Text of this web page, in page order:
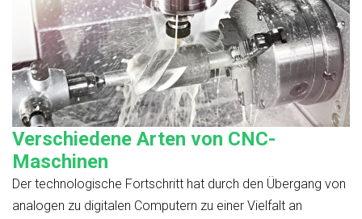
Verschiedene Arten von CNC-
Maschinen
Der technologische Fortschritt hat durch den Übergang von
analogen zu digitalen Computern zu einer Vielfalt an